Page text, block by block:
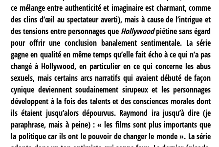
ce mélange entre authenticité et imaginaire est charmant, comme
des clins d’œil au spectateur averti), mais à cause de l’intrigue et
des tensions entre personnages que Hollywoodpiétine sans égard
pour offrir une conclusion banalement sentimentale. La série
gagne en qualité en même temps qu’elle fait écho à ce qui n’a pas
changé à Hollywood, en particulier en ce qui concerne les abus
sexuels, mais certains arcs narratifs qui avaient débuté de façon
cynique deviennent soudainement sirupeux et les personnages
développent à la fois des talents et des consciences morales dont
ils étaient jusqu’alors dépourvus. Raymond ira jusqu’à dire (je
paraphrase, mais à peine) : « les films sont plus importants que
la politique car ils ont le pouvoir de changer le monde ». La série